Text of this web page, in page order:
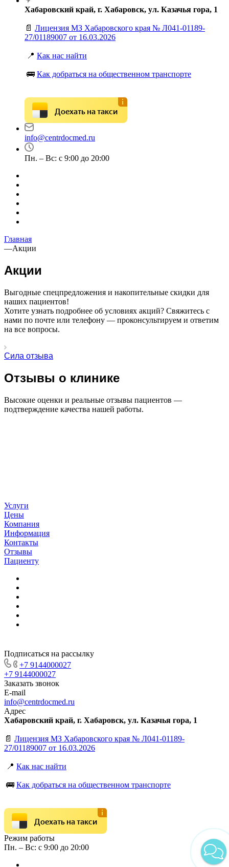
Хабаровский край, г. Хабаровск, ул. Казачья гора, 1
📄 Лицензия МЗ Хабаровского края № Л041-01189-
27/01189007 от 16.03.2026
📍 Как нас найти
🚌 Как добраться на общественном транспорте
Доехать на такси
info@centrdocmed.ru
Пн. – Вс: с 9:00 до 20:00
Главная
—Акции
Акции
Выгодные спецпредложения и накопительные скидки для
наших пациентов!
Хотите узнать подробнее об условиях акций? Свяжитесь с
нами по почте или телефону — проконсультируем и ответим
на все вопросы.
Сила отзыва
Отзывы о клинике
Высокие оценки и реальные отзывы пациентов —
подтверждение качества нашей работы.
Услуги
Цены
Компания
Информация
Контакты
Отзывы
Пациенту
Подписаться на рассылку
+7 9144000027
+7 9144000027
Заказать звонок
E-mail
info@centrdocmed.ru
Адрес
Хабаровский край, г. Хабаровск, ул. Казачья гора, 1
📄 Лицензия МЗ Хабаровского края № Л041-01189-
27/01189007 от 16.03.2026
📍 Как нас найти
🚌 Как добраться на общественном транспорте
Доехать на такси
Режим работы
Пн. – Вс: с 9:00 до 20:00